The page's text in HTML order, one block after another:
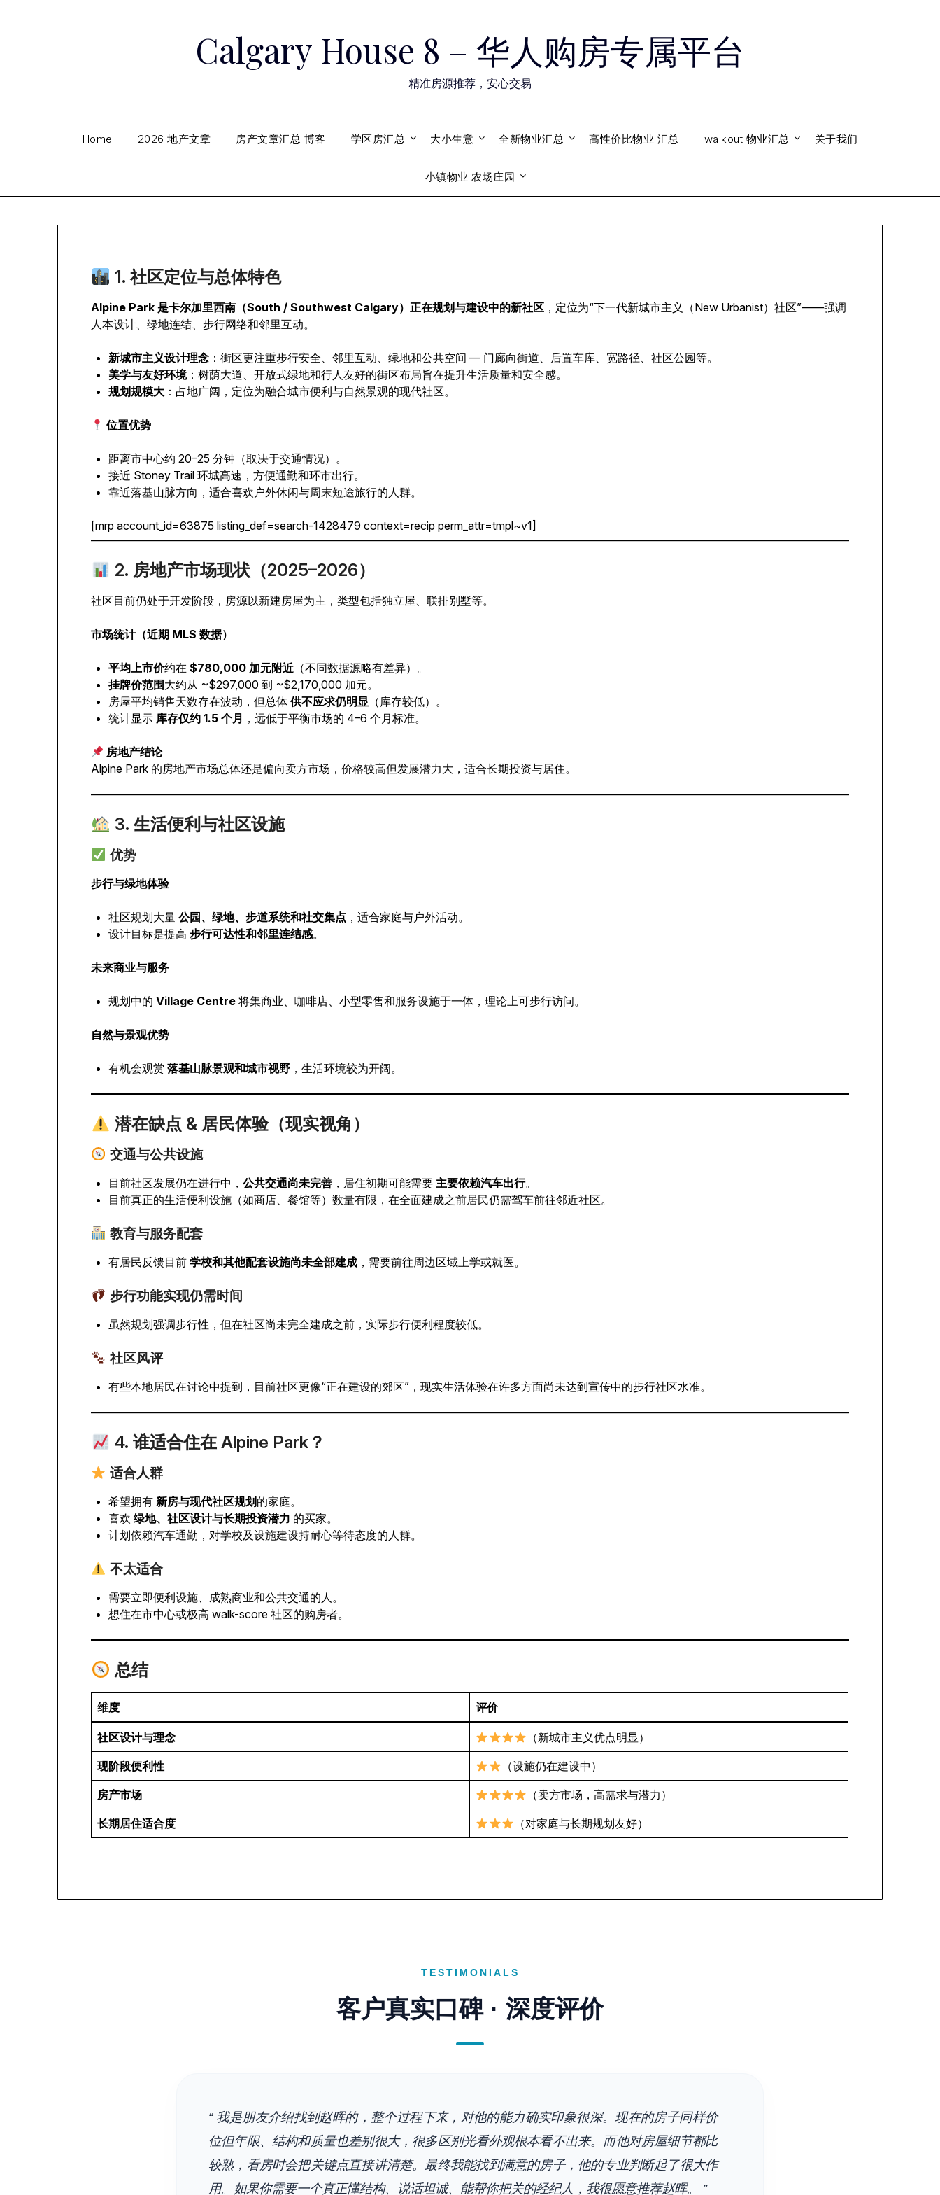
Calgary House 8 – 华人购房专属平台
精准房源推荐，安心交易
Home 2026 地产文章 房产文章汇总 博客 学区房汇总 大小生意 全新物业汇总 高性价比物业 汇总 walkout 物业汇总 关于我们
小镇物业 农场庄园
1. 社区定位与总体特色
Alpine Park 是卡尔加里西南（South / Southwest Calgary）正在规划与建设中的新社区 ，定位为“下一代新城市主义（New Urbanist）社区”——强调
人本设计、绿地连结、步行网络和邻里互动。
新城市主义设计理念 ：街区更注重步行安全、邻里互动、绿地和公共空间 — 门廊向街道、后置车库、宽路径、社区公园等。
美学与友好环境：树荫大道、开放式绿地和行人友好的街区布局旨在提升生活质量和安全感。
规划规模大 ：占地广阔，定位为融合城市便利与自然景观的现代社区。
位置优势
距离市中心约 20–25 分钟（取决于交通情况）。
接近 Stoney Trail 环城高速，方便通勤和环市出行。
靠近落基山脉方向，适合喜欢户外休闲与周末短途旅行的人群。
[mrp account_id=63875 listing_def=search-1428479 context=recip perm_attr=tmpl~v1]
2. 房地产市场现状（2025–2026）
社区目前仍处于开发阶段，房源以新建房屋为主，类型包括独立屋、联排别墅等。
市场统计（近期 MLS 数据）
平均上市价约在$780,000 加元附近 （不同数据源略有差异）。
挂牌价范围大约从 ~$297,000 到 ~$2,170,000 加元。
房屋平均销售天数存在波动，但总体供不应求仍明显 （库存较低）。
统计显示 库存仅约 1.5 个月 ，远低于平衡市场的 4–6 个月标准。
房地产结论
Alpine Park 的房地产市场总体还是偏向卖方市场，价格较高但发展潜力大，适合长期投资与居住。
3. 生活便利与社区设施
优势
步行与绿地体验
社区规划大量公园、绿地、步道系统和社交集点 ，适合家庭与户外活动。
设计目标是提高步行可达性和邻里连结感。
未来商业与服务
规划中的Village Centre 将集商业、咖啡店、小型零售和服务设施于一体，理论上可步行访问。
自然与景观优势
有机会观赏落基山脉景观和城市视野 ，生活环境较为开阔。
潜在缺点 & 居民体验（现实视角）
交通与公共设施
目前社区发展仍在进行中，公共交通尚未完善 ，居住初期可能需要主要依赖汽车出行。
目前真正的生活便利设施（如商店、餐馆等）数量有限，在全面建成之前居民仍需驾车前往邻近社区。
教育与服务配套
有居民反馈目前学校和其他配套设施尚未全部建成 ，需要前往周边区域上学或就医。
步行功能实现仍需时间
虽然规划强调步行性，但在社区尚未完全建成之前，实际步行便利程度较低。
社区风评
有些本地居民在讨论中提到，目前社区更像“正在建设的郊区”，现实生活体验在许多方面尚未达到宣传中的步行社区水准。
4. 谁适合住在 Alpine Park？
适合人群
希望拥有新房与现代社区规划 的家庭。
喜欢绿地、社区设计与长期投资潜力 的买家。
计划依赖汽车通勤，对学校及设施建设持耐心等待态度的人群。
不太适合
需要立即便利设施、成熟商业和公共交通的人。
想住在市中心或极高 walk-score 社区的购房者。
总结
维度 评价
社区设计与理念 （新城市主义优点明显）
现阶段便利性 （设施仍在建设中）
房产市场 （卖方市场，高需求与潜力）
长期居住适合度 （对家庭与长期规划友好）
TESTIMONIALS
客户真实口碑 · 深度评价
“ 我是朋友介绍找到赵晖的，整个过程下来，对他的能力确实印象很深。现在的房子同样价
位但年限、结构和质量也差别很大，很多区别光看外观根本看不出来。而他对房屋细节都比
较熟，看房时会把关键点直接讲清楚。最终我能找到满意的房子，他的专业判断起了很大作
用。如果你需要一个真正懂结构、说话坦诚、能帮你把关的经纪人，我很愿意推荐赵晖。 ”